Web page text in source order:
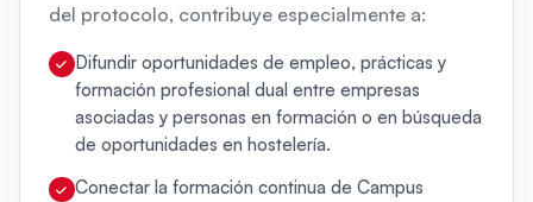
del protocolo, contribuye especialmente a:
Difundir oportunidades de empleo, prácticas y
formación profesional dual entre empresas
asociadas y personas en formación o en búsqueda
de oportunidades en hostelería.
Conectar la formación continua de Campus